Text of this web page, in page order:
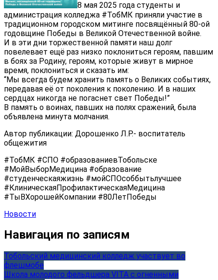
8 мая 2025 года студенты и
администрация колледжа #ТобМК приняли участие в
традиционном городском митинге посвящённый 80-ой
годовщине Победы в Великой Отечественной войне.
И в эти дни торжественной памяти наш долг
повелевает ещё раз низко поклониться героям, павшим
в боях за Родину, героям, которые живут в мирное
время, поклониться и сказать им:
“Мы всегда будем хранить память о Великих событиях,
передавая её от поколения к поколению. И в наших
сердцах никогда не погаснет свет Победы!”
В память о воинах, павших на полях сражений, была
объявлена минута молчания.
Автор публикации: Дорошенко Л.Р.- воспитатель
общежития
#ТобМК #СПО #образованиевТобольске
#МойВыборМедицина #образование
#студенческаяжизнь #мойСПОсоббытьлучшее
#КлиническаяПрофилактическаяМедицина
#ТыВХорошейКомпании #80ЛетПобеды
Новости
Навигация по записям
Тобольский медицинский колледж участвует во
флешмобе
Школа молодого фельдшера VITA с огненными